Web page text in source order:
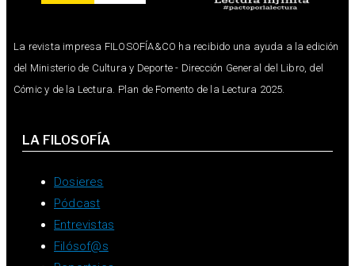
La revista impresa FILOSOFÍA&CO ha recibido una ayuda a la edición
del Ministerio de Cultura y Deporte - Dirección General del Libro, del
Cómic y de la Lectura. Plan de Fomento de la Lectura 2025.
LA FILOSOFÍA
Dosieres
Pódcast
Entrevistas
Filósof@s